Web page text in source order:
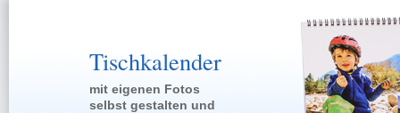
Tischkalender
mit eigenen Fotos
selbst gestalten und